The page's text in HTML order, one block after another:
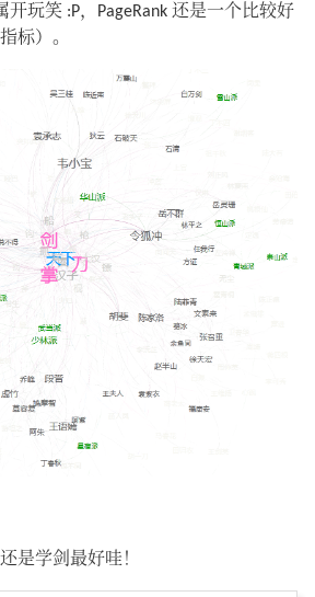
开玩笑 :P，PageRank 还是一个比较好
标）。
是学剑最好哇！